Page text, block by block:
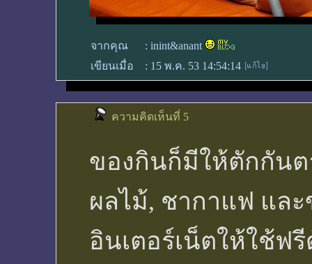
จากคุณ : inint&anant
เขียนเมื่อ
: 15 พ.ค. 53 14:54:14
ความคิดเห็นที่ 5
ของกินก็มีให้ตักกันต
ผลไม้, ชากาแฟ แล
อินเตอร์เน็ตให้ใช้ฟ